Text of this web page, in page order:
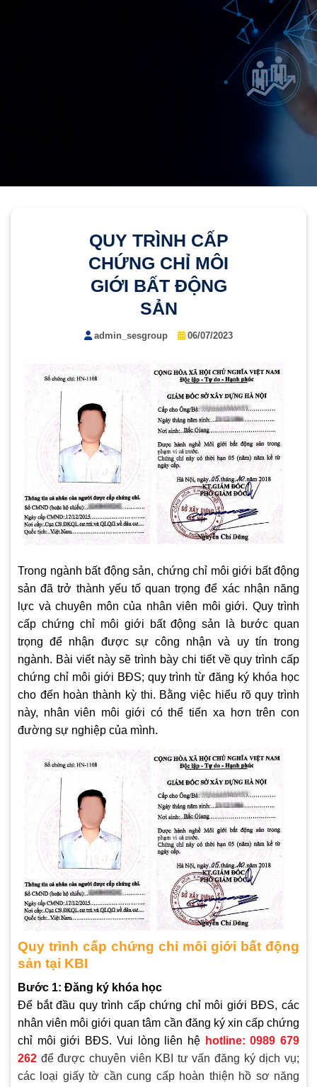
QUY TRÌNH CẤP
CHỨNG CHỈ MÔI
GIỚI BẤT ĐỘNG
SẢN
admin_sesgroup 06/07/2023
Trong ngành bất động sản, chứng chỉ môi giới bất động
sản đã trở thành yếu tố quan trọng để xác nhận năng
lực và chuyên môn của nhân viên môi giới. Quy trình
cấp chứng chỉ môi giới bất động sản là bước quan
trọng để nhận được sự công nhận và uy tín trong
ngành. Bài viết này sẽ trình bày chi tiết về quy trình cấp
chứng chỉ môi giới BĐS; quy trình từ đăng ký khóa học
cho đến hoàn thành kỳ thi. Bằng việc hiểu rõ quy trình
này, nhân viên môi giới có thể tiến xa hơn trên con
đường sự nghiệp của mình.
Quy trình cấp chứng chỉ môi giới bất động
sản tại KBI
Bước 1: Đăng ký khóa học
Để bắt đầu quy trình cấp chứng chỉ môi giới BĐS, các
nhân viên môi giới quan tâm cần đăng ký xin cấp chứng
chỉ môi giới BĐS. Vui lòng liên hệ hotline: 0989 679
262 để được chuyên viên KBI tư vấn đăng ký dịch vụ;
các loại giấy tờ cần cung cấp hoàn thiện hồ sơ năng